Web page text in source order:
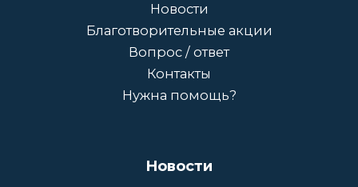
Новости
Благотворительные акции
Вопрос / ответ
Контакты
Нужна помощь?
Новости